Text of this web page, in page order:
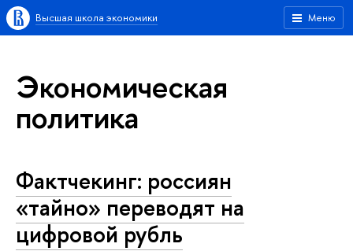
Меню
Высшая школа экономики
Экономическая
политика
Фактчекинг: россиян
«тайно» переводят на
цифровой рубль